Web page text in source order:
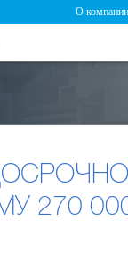
О компании
270